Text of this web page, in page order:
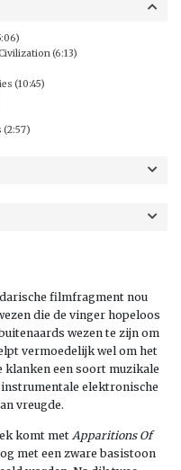
(6:13)
(10:45)
(2:57)
filmfragment nou
die de vinger hopeloos
wezen te zijn om
vermoedelijk wel om het
klanken een soort muzikale
elektronische
vreugde.
komt met Apparitions Of
met een zware basistoon